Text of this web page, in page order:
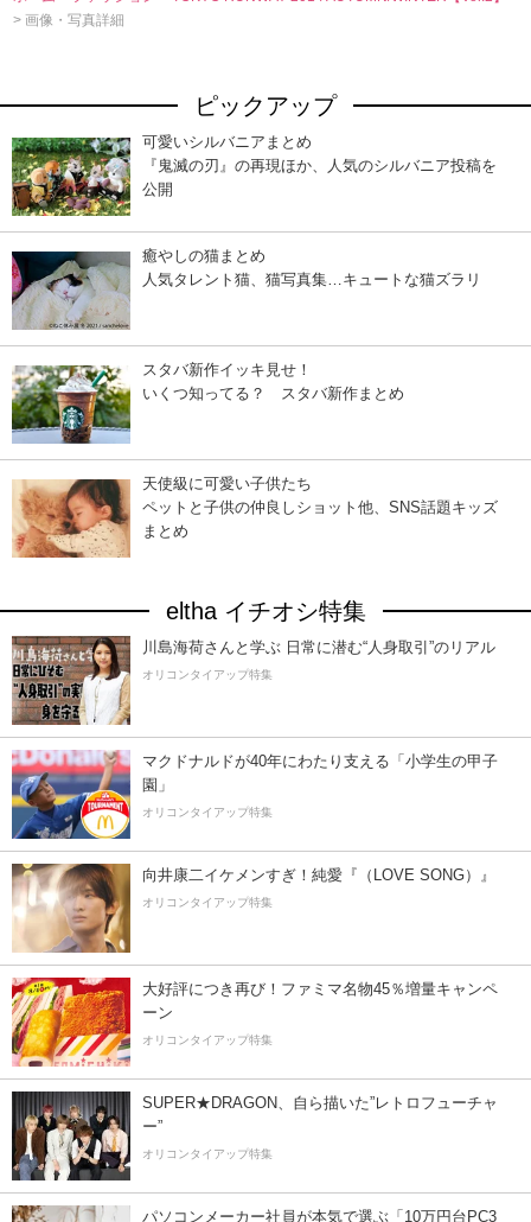
> 画像・写真詳細
ピックアップ
可愛いシルバニアまとめ
『鬼滅の刃』の再現ほか、人気のシルバニア投稿を
公開
癒やしの猫まとめ
人気タレント猫、猫写真集…キュートな猫ズラリ
スタバ新作イッキ見せ！
いくつ知ってる？ スタバ新作まとめ
天使級に可愛い子供たち
ペットと子供の仲良しショット他、SNS話題キッズ
まとめ
eltha イチオシ特集
川島海荷さんと学ぶ 日常に潜む“人身取引”のリアル
オリコンタイアップ特集
マクドナルドが40年にわたり支える「小学生の甲子
園」
オリコンタイアップ特集
向井康二イケメンすぎ！純愛『（LOVE SONG）』
オリコンタイアップ特集
大好評につき再び！ファミマ名物45％増量キャンペ
ーン
オリコンタイアップ特集
SUPER★DRAGON、自ら描いた”レトロフューチャ
ー”
オリコンタイアップ特集
パソコンメーカー社員が本気で選ぶ「10万円台PC3